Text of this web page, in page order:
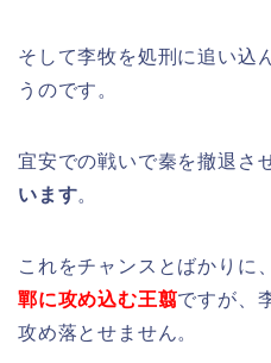
そして李牧を処刑に追い込
うのです。
宜安での戦いで秦を撤退さ
います。
これをチャンスとばかりに
鄲に攻め込む王翦ですが、
攻め落とせません。